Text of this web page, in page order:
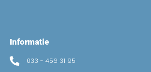
Informatie
033 - 456 31 95